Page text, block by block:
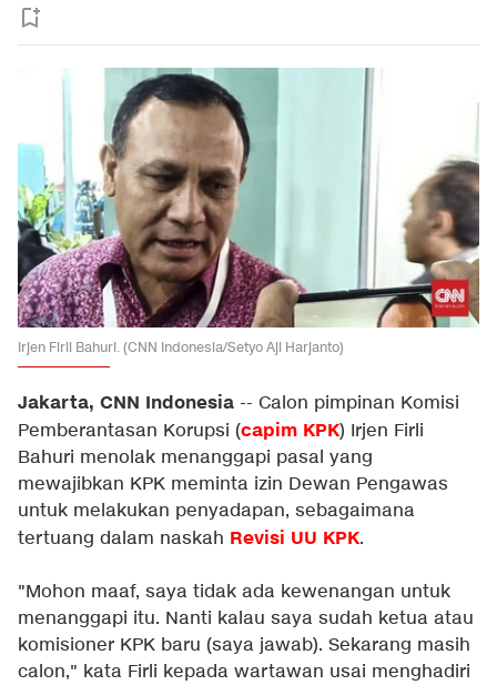
Irjen Firli Bahuri. (CNN Indonesia/Setyo Aji Harjanto)
Jakarta, CNN Indonesia -- Calon pimpinan Komisi
Pemberantasan Korupsi (capim KPK) Irjen Firli
Bahuri menolak menanggapi pasal yang
mewajibkan KPK meminta izin Dewan Pengawas
untuk melakukan penyadapan, sebagaimana
tertuang dalam naskah Revisi UU KPK.
"Mohon maaf, saya tidak ada kewenangan untuk
menanggapi itu. Nanti kalau saya sudah ketua atau
komisioner KPK baru (saya jawab). Sekarang masih
calon," kata Firli kepada wartawan usai menghadiri